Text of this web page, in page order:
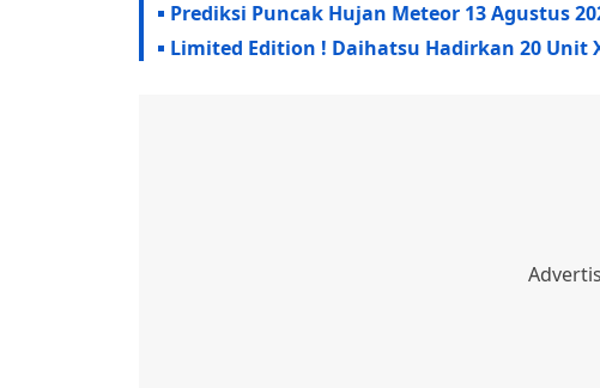
Prediksi Puncak Hujan Meteor 13 Agustus
Limited Edition ! Daihatsu Hadirkan 20 Unit